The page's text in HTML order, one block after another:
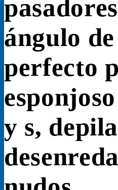
ángulo de
perfecto
y s,